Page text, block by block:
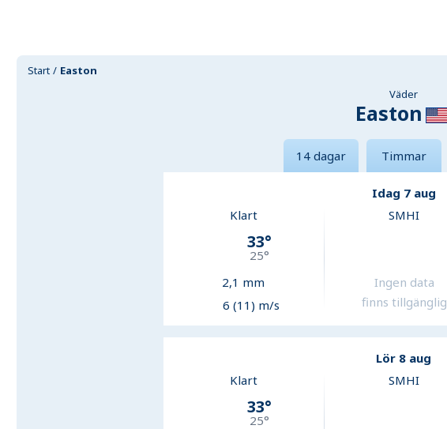
Start Easton
Väder
Easton
14 dagar Timmar
Idag 7 aug
Klart
33°
25°
2,1 mm
6 (11) m/s
SMHI
Ingen data
finns tillgänglig
Lör 8 aug
Klart
33°
25°
SMHI